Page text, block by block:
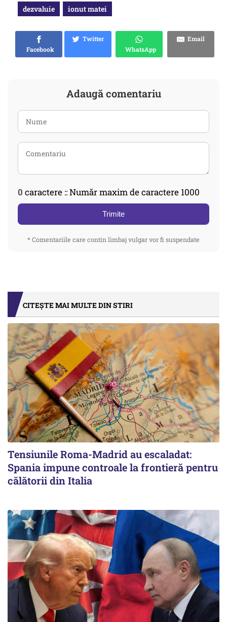
dezvaluie ionut matei
Facebook
Twitter
WhatsApp
Email
Adaugă comentariu
0 caractere :: Număr maxim de caractere 1000
Trimite
* Comentariile care contin limbaj vulgar vor fi suspendate
CITEȘTE MAI MULTE DIN STIRI
Tensiunile Roma-Madrid au escaladat:
Spania impune controale la frontieră pentru
călătorii din Italia